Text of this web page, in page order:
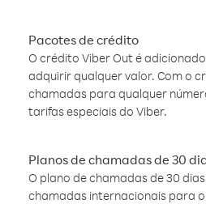
Pacotes de crédito
O crédito Viber Out é
adquirir qualquer valor. Com o
chamadas para qualquer
tarifas especiais do Viber.
Planos de chamadas de 30
O plano de chamadas de 30
chamadas internacionais para